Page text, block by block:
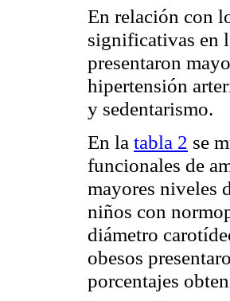
En relación con
significativas en
presentaron
hipertensión
y sedentarismo.
En la tabla 2 se
funcionales de
mayores niveles
niños con
diámetro
obesos
porcentajes